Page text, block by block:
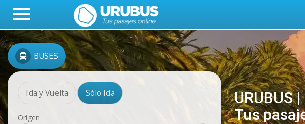
BUSES
Ida y Vuelta Sólo Ida
Origen
URUBUS
Tus